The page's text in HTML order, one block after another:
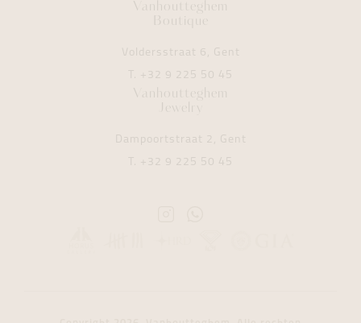
Vanhoutteghem
Boutique
Voldersstraat 6, Gent
T. +32 9 225 50 45
Vanhoutteghem
Jewelry
Dampoortstraat 2, Gent
T. +32 9 225 50 45